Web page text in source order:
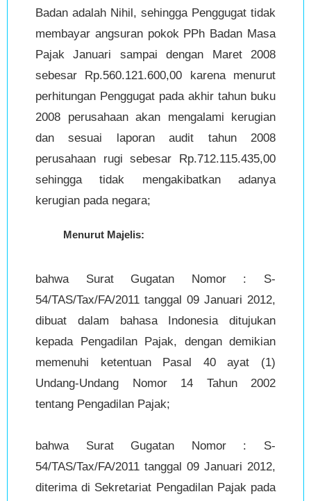
Badan adalah Nihil, sehingga Penggugat tidak
membayar angsuran pokok PPh Badan Masa
Pajak Januari sampai dengan Maret 2008
sebesar Rp.560.121.600,00 karena menurut
perhitungan Penggugat pada akhir tahun buku
2008 perusahaan akan mengalami kerugian
dan sesuai laporan audit tahun 2008
perusahaan rugi sebesar Rp.712.115.435,00
sehingga tidak mengakibatkan adanya
kerugian pada negara;
Menurut Majelis:
bahwa Surat Gugatan Nomor : S-
54/TAS/Tax/FA/2011 tanggal 09 Januari 2012,
dibuat dalam bahasa Indonesia ditujukan
kepada Pengadilan Pajak, dengan demikian
memenuhi ketentuan Pasal 40 ayat (1)
Undang-Undang Nomor 14 Tahun 2002
tentang Pengadilan Pajak;
bahwa Surat Gugatan Nomor : S-
54/TAS/Tax/FA/2011 tanggal 09 Januari 2012,
diterima di Sekretariat Pengadilan Pajak pada